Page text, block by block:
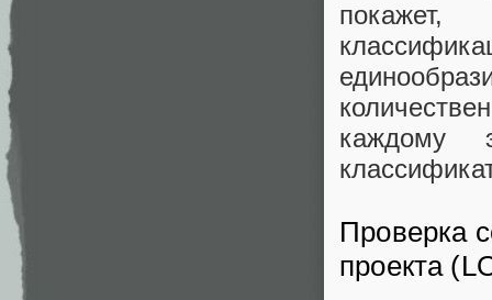
каждому
Проверка
проекта